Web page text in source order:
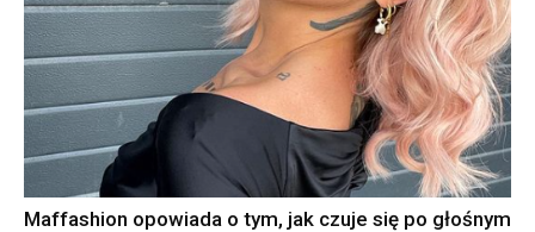
Maffashion opowiada o tym, jak czuje się po głośnym